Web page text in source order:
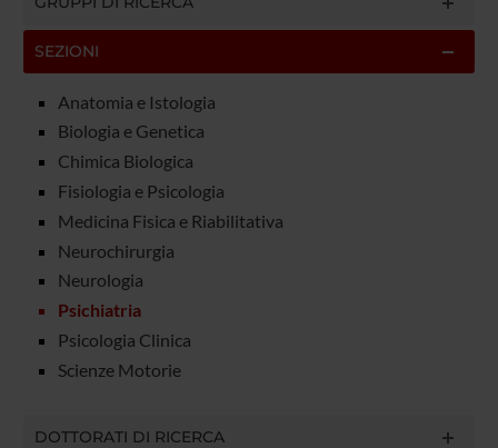
SEZIONI
Anatomia e Istologia
Biologia e Genetica
Chimica Biologica
Fisiologia e Psicologia
Medicina Fisica e Riabilitativa
Neurochirurgia
Neurologia
Psichiatria
Psicologia Clinica
Scienze Motorie
DOTTORATI DI RICERCA